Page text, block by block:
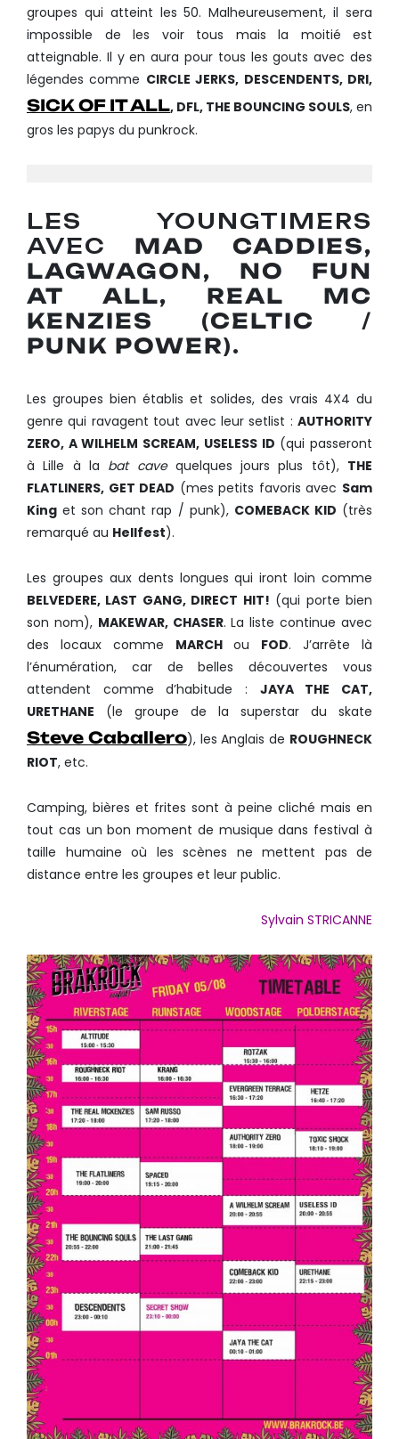
groupes qui atteint les 50. Malheureusement, il sera
impossible de les voir tous mais la moitié est
atteignable. Il y en aura pour tous les gouts avec des
légendes comme CIRCLE JERKS, DESCENDENTS, DRI,
SICK OF IT ALL, DFL, THE BOUNCING SOULS, en
gros les papys du punkrock.
LES YOUNGTIMERS
AVEC MAD CADDIES,
LAGWAGON, NO FUN
AT ALL, REAL MC
KENZIES
(CELTIC
/
PUNK POWER).
Les groupes bien établis et solides, des vrais 4X4 du
genre qui ravagent tout avec leur setlist : AUTHORITY
ZERO, A WILHELM SCREAM, USELESS ID (qui passeront
à Lille à la bat cavequelques jours plus tôt), THE
FLATLINERS, GET DEAD (mes petits favoris avec Sam
King et son chant rap / punk), COMEBACK KID (très
remarqué au Hellfest).
Les groupes aux dents longues qui iront loin comme
BELVEDERE, LAST GANG, DIRECT HIT! (qui porte bien
son nom), MAKEWAR, CHASER. La liste continue avec
des locaux comme MARCHou FOD. J’arrête là
l’énumération, car de belles découvertes vous
attendent comme d’habitude : JAYA THE CAT,
URETHANE (le groupe de la superstar du skate
Steve Caballero), les Anglais de ROUGHNECK
RIOT, etc.
Camping, bières et frites sont à peine cliché mais en
tout cas un bon moment de musique dans festival à
taille humaine où les scènes ne mettent pas de
distance entre les groupes et leur public.
Sylvain STRICANNE